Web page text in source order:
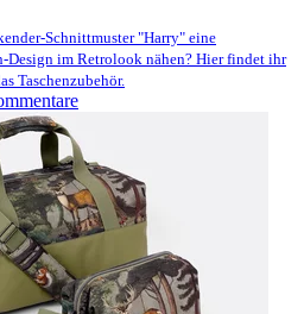
Schnittmuster "Harry" eine
Design im Retrolook nähen? Hier findet ihr
Taschenzubehör.